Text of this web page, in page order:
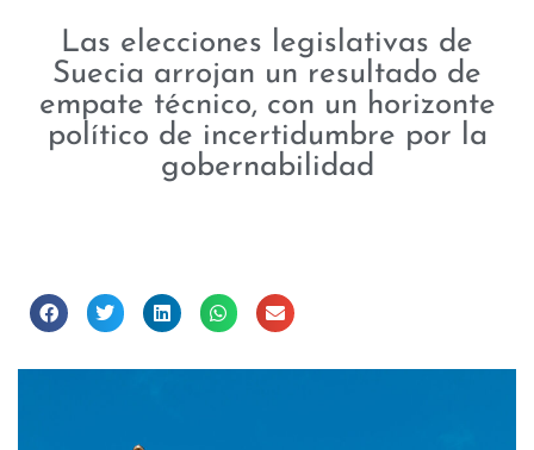
Las elecciones legislativas de
Suecia arrojan un resultado de
empate técnico, con un horizonte
político de incertidumbre por la
gobernabilidad